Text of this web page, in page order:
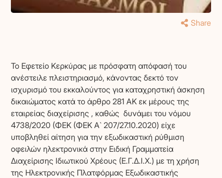
Share
Το Εφετείο Κερκύρας με πρόσφατη απόφασή του
ανέστειλε πλειστηριασμό, κάνοντας δεκτό τον
ισχυρισμό του εκκαλούντος για καταχρηστική άσκηση
δικαιώματος κατά το άρθρο 281 ΑΚ εκ μέρους της
εταιρείας διαχείρισης , καθώς δυνάμει του νόμου
4738/2020 (ΦΕΚ (ΦΕΚ Α` 207/27.10.2020) είχε
υποβληθεί αίτηση για την εξωδικαστική ρύθμιση
οφειλών ηλεκτρονικά στην Ειδική Γραμματεία
Διαχείρισης Ιδιωτικού Χρέους (Ε.Γ.Δ.Ι.Χ.) με τη χρήση
της Ηλεκτρονικής Πλατφόρμας Εξωδικαστικής